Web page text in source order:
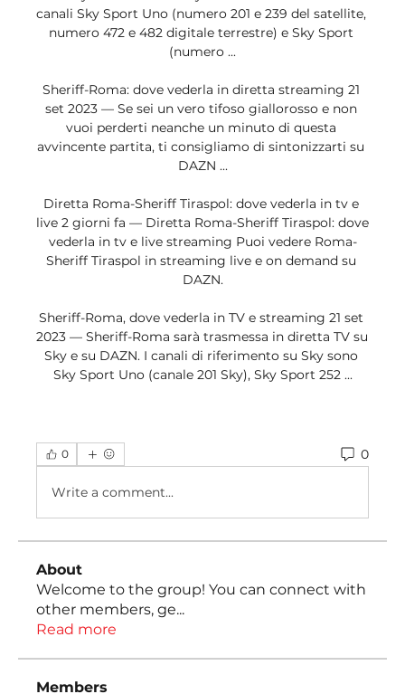
canali Sky Sport Uno (numero 201 e 239 del satellite,
numero 472 e 482 digitale terrestre) e Sky Sport
(numero ...
Sheriff-Roma: dove vederla in diretta streaming 21
set 2023 — Se sei un vero tifoso giallorosso e non
vuoi perderti neanche un minuto di questa
avvincente partita, ti consigliamo di sintonizzarti su
DAZN ...
Diretta Roma-Sheriff Tiraspol: dove vederla in tv e
live 2 giorni fa — Diretta Roma-Sheriff Tiraspol: dove
vederla in tv e live streaming Puoi vedere Roma-
Sheriff Tiraspol in streaming live e on demand su
DAZN.
Sheriff-Roma, dove vederla in TV e streaming 21 set
2023 — Sheriff-Roma sarà trasmessa in diretta TV su
Sky e su DAZN. I canali di riferimento su Sky sono
Sky Sport Uno (canale 201 Sky), Sky Sport 252 ...
0 0
Write a comment...
About
Welcome to the group! You can connect with
other members, ge...
Read more
Members